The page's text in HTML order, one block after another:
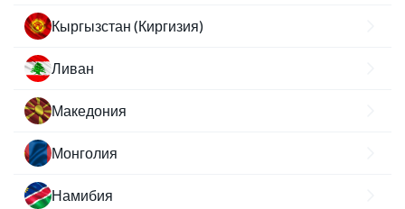
Кыргызстан (Киргизия)
Ливан
Македония
Монголия
Намибия